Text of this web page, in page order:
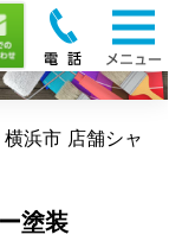
横浜市 店舗シャ
塗装